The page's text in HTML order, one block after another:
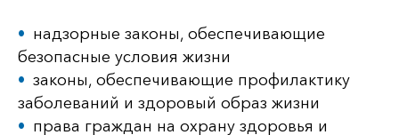
надзорные законы, обеспечивающие
безопасные условия жизни
законы, обеспечивающие профилактику
заболеваний и здоровый образ жизни
права граждан на охрану здоровья и